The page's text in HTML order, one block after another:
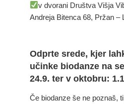
v dvorani Društva Višja
Andreja Bitenca 68, Pržan –
Odprte srede, kjer
učinke biodanze na
24.9. ter v oktobru:
Če biodanze še ne poznaš,